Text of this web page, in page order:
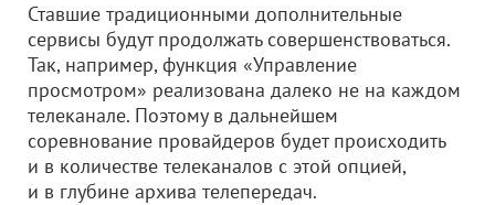
Ставшие традиционными дополнительные
сервисы будут продолжать совершенствоваться.
Так, например, функция «Управление
просмотром» реализована далеко не на каждом
телеканале. Поэтому в дальнейшем
соревнование провайдеров будет происходить
и в количестве телеканалов с этой опцией,
и в глубине архива телепередач.